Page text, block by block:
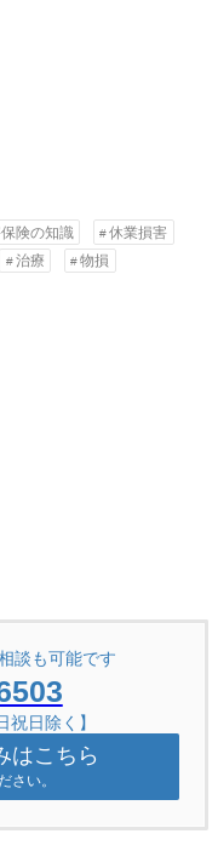
険の知識
休業損害
治療 物損
談も可能です
日除く】
はこちら
さい。